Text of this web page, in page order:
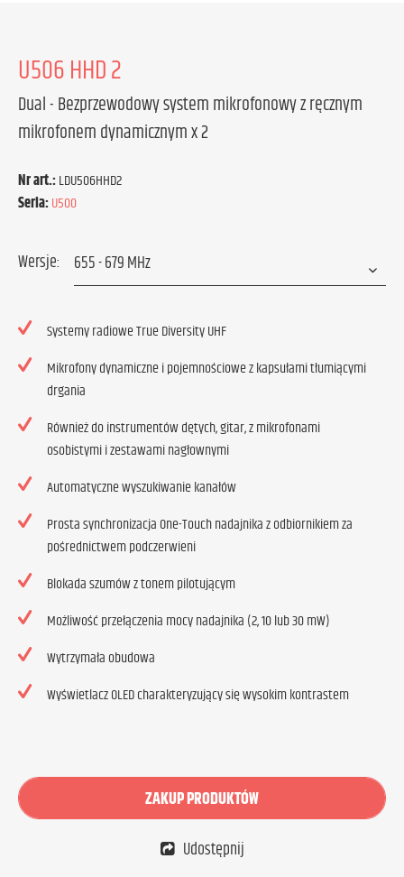
U506 HHD 2
Dual - Bezprzewodowy system mikrofonowy z ręcznym
mikrofonem dynamicznym x 2
Nr art.:LDU506HHD2
Seria:U500
Wersje:
Systemy radiowe True Diversity UHF
Mikrofony dynamiczne i pojemnościowe z kapsułami tłumiącymi
drgania
Również do instrumentów dętych, gitar, z mikrofonami
osobistymi i zestawami nagłownymi
Automatyczne wyszukiwanie kanałów
Prosta synchronizacja One-Touch nadajnika z odbiornikiem za
pośrednictwem podczerwieni
Blokada szumów z tonem pilotującym
Możliwość przełączenia mocy nadajnika (2, 10 lub 30 mW)
Wytrzymała obudowa
Wyświetlacz OLED charakteryzujący się wysokim kontrastem
ZAKUP PRODUKTÓW
Udostępnij